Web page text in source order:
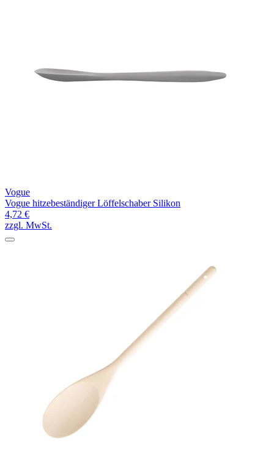
Vogue
Vogue hitzebeständiger Löffelschaber Silikon
4,72 €
zzgl. MwSt.